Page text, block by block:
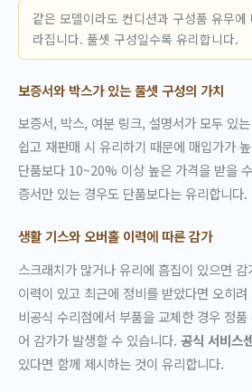
같은 모델이라도 컨디션과 구성품 유무
라집니다. 풀셋 구성일수록 유리합니다.
보증서와 박스가 있는 풀셋 구성의 가치
보증서, 박스, 여분 링크, 설명서가 모두 있
쉽고 재판매 시 유리하기 때문에 매입가가
단품보다 10~20% 이상 높은 가격을 받을
증서만 있는 경우도 단품보다는 유리합니다.
생활 기스와 오버홀 이력에 따른 감가
스크래치가 많거나 유리에 흠집이 있으면
이력이 있고 최근에 정비를 받았다면 오히
비공식 수리점에서 부품을 교체한 경우 정
어 감가가 발생할 수 있습니다. 공식 서비스
있다면 함께 제시하는 것이 유리합니다.